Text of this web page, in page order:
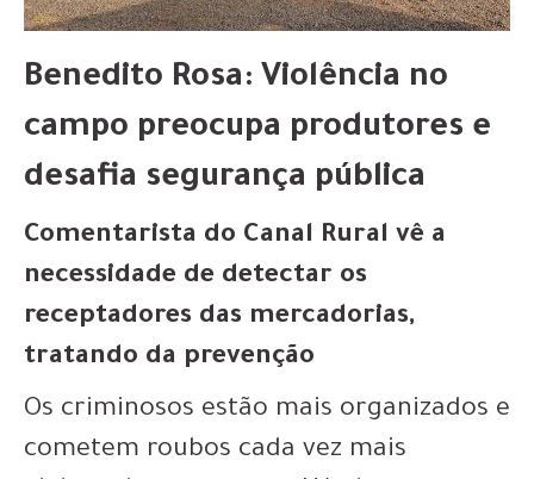
Benedito Rosa: Violência no
campo preocupa produtores e
desafia segurança pública
Comentarista do Canal Rural vê a
necessidade de detectar os
receptadores das mercadorias,
tratando da prevenção
Os criminosos estão mais organizados e
cometem roubos cada vez mais